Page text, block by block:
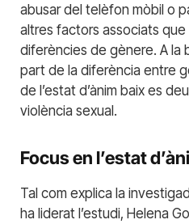
abusar del telèfon mòbil o
altres factors associats
diferències de gènere. A la
part de la diferència entre
de l’estat d’ànim baix es
violència sexual.
Focus en l’estat
Tal com explica la
ha liderat l’estudi, Helena